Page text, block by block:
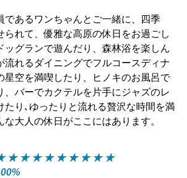
であるワンちゃんとご一緒に、四季
られて、優雅な高原の休日をお過ごし
ッグランで遊んだり、森林浴を楽しん
流れるダイニングでフルコースディナ
星空を満喫したり、ヒノキのお風呂で
、バーでカクテルを片手にジャズのレ
たり､ゆったりと流れる贅沢な時間を満
大人の休日がここにはあります。
★ ★ ★ ★ ★ ★ ★ ★ ★ ★